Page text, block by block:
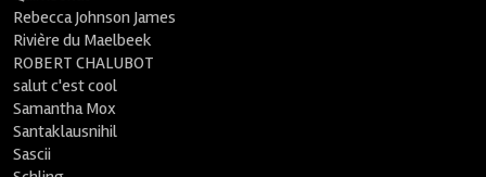
Rebecca Johnson James
Rivière du Maelbeek
ROBERT CHALUBOT
salut c'est cool
Samantha Mox
Santaklausnihil
Sascii